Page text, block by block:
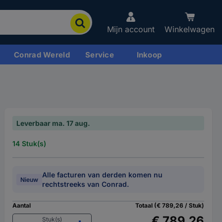
Mijn account Winkelwagen
Conrad Wereld Service Inkoop
Leverbaar ma. 17 aug.
14 Stuk(s)
Nieuw
Alle facturen van derden komen nu
rechtstreeks van Conrad.
Aantal
Stuk(s)
Totaal (€ 789,26 / Stuk)